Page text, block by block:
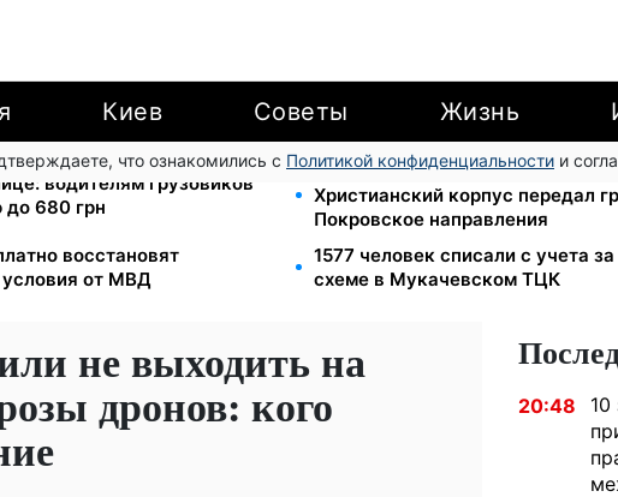
Киев Советы Жизнь
что ознакомились с Политикой конфиденциальности и
водителям грузовиков
680 грн
Мавики, зарядные станции и
Христианский корпус передал
Покровское направления
восстановят
условия от МВД
1577 человек списали с учета
схеме в Мукачевском ТЦК
не выходить на
дронов: кого 20:48